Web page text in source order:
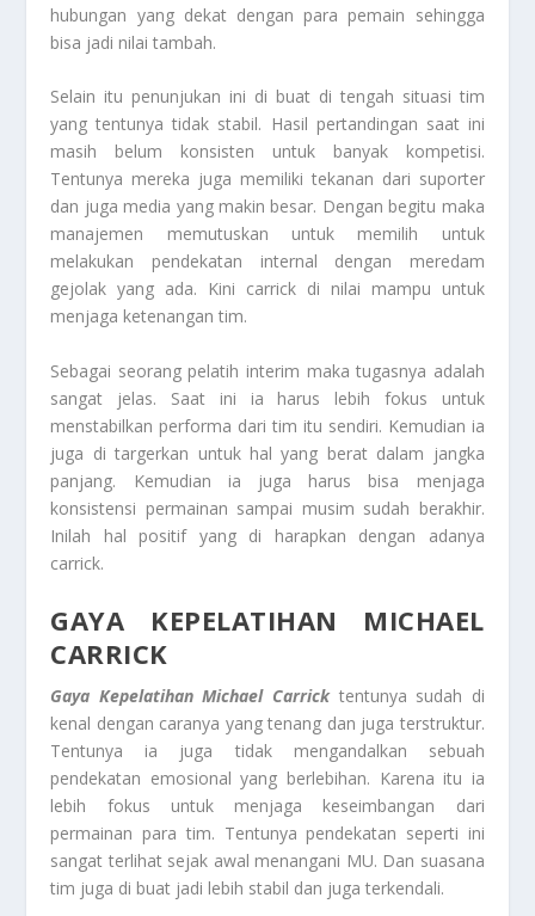
hubungan yang dekat dengan para pemain sehingga
bisa jadi nilai tambah.
Selain itu penunjukan ini di buat di tengah situasi tim
yang tentunya tidak stabil. Hasil pertandingan saat ini
masih belum konsisten untuk banyak kompetisi.
Tentunya mereka juga memiliki tekanan dari suporter
dan juga media yang makin besar. Dengan begitu maka
manajemen memutuskan untuk memilih untuk
melakukan pendekatan internal dengan meredam
gejolak yang ada. Kini carrick di nilai mampu untuk
menjaga ketenangan tim.
Sebagai seorang pelatih interim maka tugasnya adalah
sangat jelas. Saat ini ia harus lebih fokus untuk
menstabilkan performa dari tim itu sendiri. Kemudian ia
juga di targerkan untuk hal yang berat dalam jangka
panjang. Kemudian ia juga harus bisa menjaga
konsistensi permainan sampai musim sudah berakhir.
Inilah hal positif yang di harapkan dengan adanya
carrick.
GAYA KEPELATIHAN MICHAEL
CARRICK
Gaya Kepelatihan Michael Carricktentunya sudah di
kenal dengan caranya yang tenang dan juga terstruktur.
Tentunya ia juga tidak mengandalkan sebuah
pendekatan emosional yang berlebihan. Karena itu ia
lebih fokus untuk menjaga keseimbangan dari
permainan para tim. Tentunya pendekatan seperti ini
sangat terlihat sejak awal menangani MU. Dan suasana
tim juga di buat jadi lebih stabil dan juga terkendali.